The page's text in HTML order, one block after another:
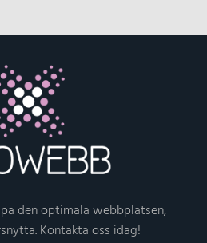
den optimala webbplatsen,
Kontakta oss idag!